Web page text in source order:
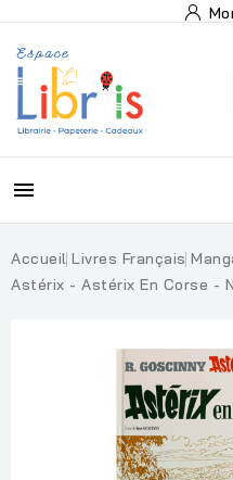

Accueil Livres Français
Astérix - Astérix En Corse -